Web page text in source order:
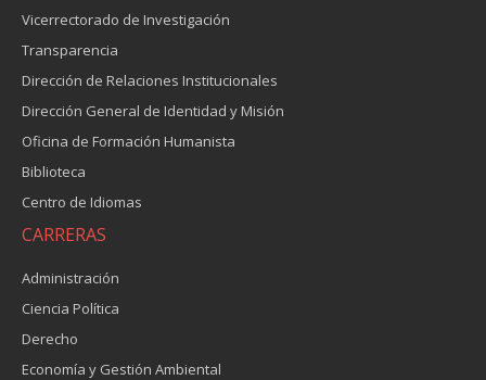
Vicerrectorado de Investigación
Transparencia
Dirección de Relaciones Institucionales
Dirección General de Identidad y Misión
Oficina de Formación Humanista
Biblioteca
Centro de Idiomas
CARRERAS
Administración
Ciencia Política
Derecho
Economía y Gestión Ambiental